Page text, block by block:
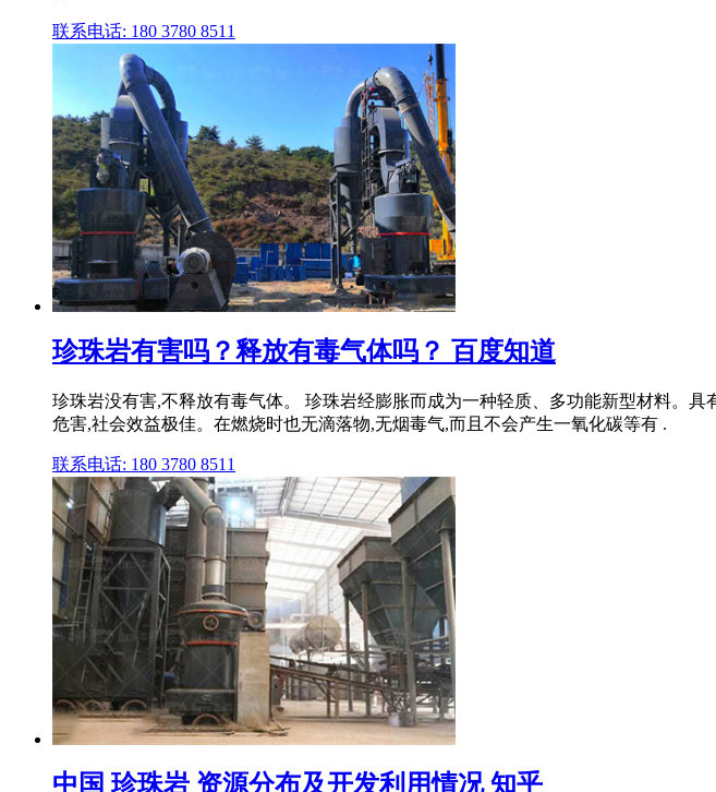
联系电话: 180 3780 8511
珍珠岩有害吗？释放有毒气体吗？ 百度知道
珍珠岩没有害,不释放有毒气体。 珍珠岩经膨胀而成为一种轻质、多功能新型材料。
危害,社会效益极佳。在燃烧时也无滴落物,无烟毒气,而且不会产生一氧化碳等有 .
联系电话: 180 3780 8511
中国 珍珠岩 资源分布及开发利用情况 知乎